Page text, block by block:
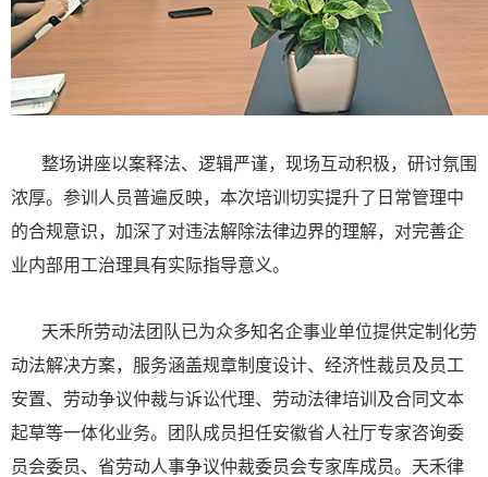
整场讲座以案释法、逻辑严谨，现场互动积极，研讨氛围
浓厚。参训人员普遍反映，本次培训切实提升了日常管理中
的合规意识，加深了对违法解除法律边界的理解，对完善企
业内部用工治理具有实际指导意义。
天禾所劳动法团队已为众多知名企事业单位提供定制化劳
动法解决方案，服务涵盖规章制度设计、经济性裁员及员工
安置、劳动争议仲裁与诉讼代理、劳动法律培训及合同文本
起草等一体化业务。团队成员担任安徽省人社厅专家咨询委
员会委员、省劳动人事争议仲裁委员会专家库成员。天禾律